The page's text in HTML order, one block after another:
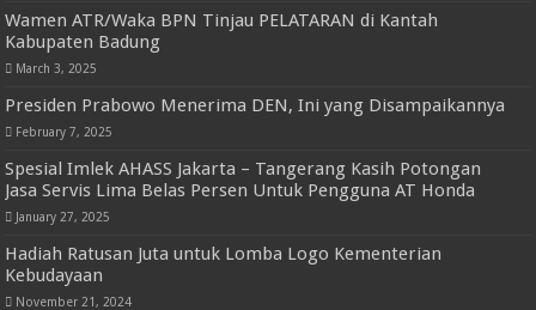
Wamen ATR/Waka BPN Tinjau PELATARAN di Kantah
Kabupaten Badung
March 3, 2025
Presiden Prabowo Menerima DEN, Ini yang Disampaikannya
February 7, 2025
Spesial Imlek AHASS Jakarta – Tangerang Kasih Potongan
Jasa Servis Lima Belas Persen Untuk Pengguna AT Honda
January 27, 2025
Hadiah Ratusan Juta untuk Lomba Logo Kementerian
Kebudayaan
November 21, 2024